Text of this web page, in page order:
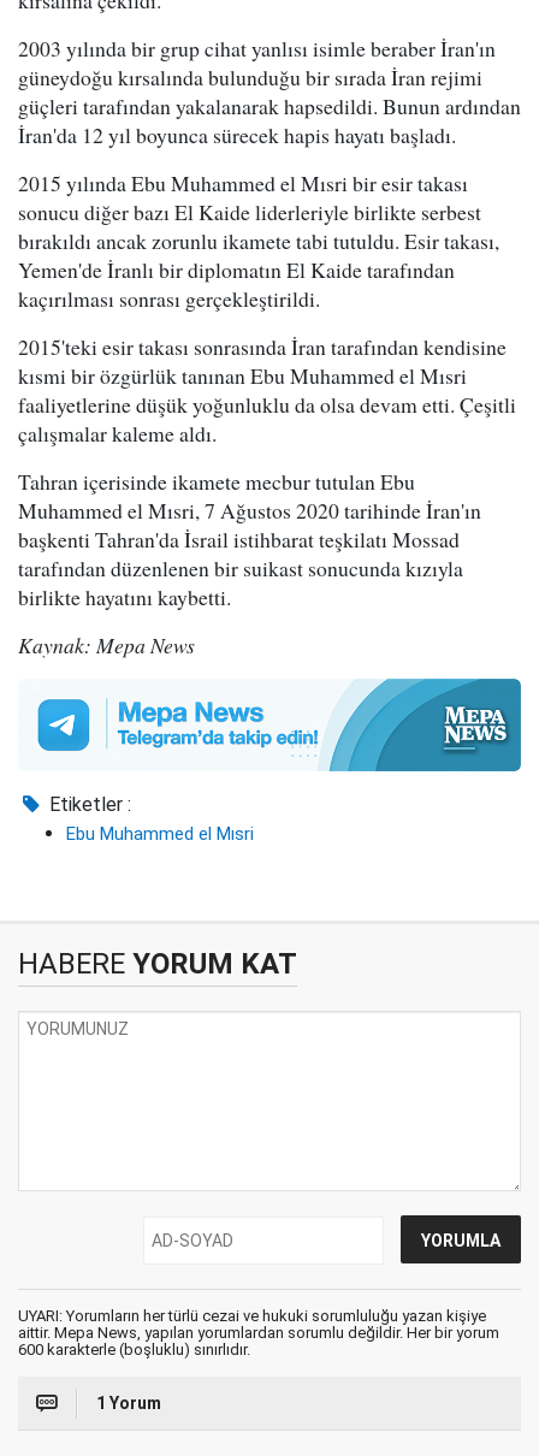
2003 yılında bir grup cihat yanlısı isimle beraber İran'ın
güneydoğu kırsalında bulunduğu bir sırada İran rejimi
güçleri tarafından yakalanarak hapsedildi. Bunun ardından
İran'da 12 yıl boyunca sürecek hapis hayatı başladı.
2015 yılında Ebu Muhammed el Mısri bir esir takası
sonucu diğer bazı El Kaide liderleriyle birlikte serbest
bırakıldı ancak zorunlu ikamete tabi tutuldu. Esir takası,
Yemen'de İranlı bir diplomatın El Kaide tarafından
kaçırılması sonrası gerçekleştirildi.
2015'teki esir takası sonrasında İran tarafından kendisine
kısmi bir özgürlük tanınan Ebu Muhammed el Mısri
faaliyetlerine düşük yoğunluklu da olsa devam etti. Çeşitli
çalışmalar kaleme aldı.
Tahran içerisinde ikamete mecbur tutulan Ebu
Muhammed el Mısri, 7 Ağustos 2020 tarihinde İran'ın
başkenti Tahran'da İsrail istihbarat teşkilatı Mossad
tarafından düzenlenen bir suikast sonucunda kızıyla
birlikte hayatını kaybetti.
Kaynak: Mepa News
Etiketler :
Ebu Muhammed el Mısri
HABERE YORUM KAT
UYARI: Yorumların her türlü cezai ve hukuki sorumluluğu yazan kişiye
aittir. Mepa News, yapılan yorumlardan sorumlu değildir. Her bir yorum
600 karakterle (boşluklu) sınırlıdır.
1 Yorum